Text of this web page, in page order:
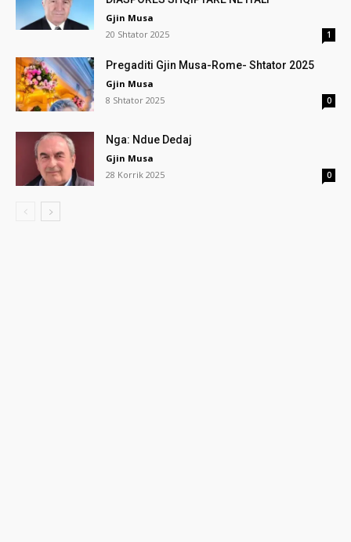
Gjin Musa
20 Shtator 2025
1
Pregaditi Gjin Musa-Rome- Shtator 2025
Gjin Musa
8 Shtator 2025
0
Nga: Ndue Dedaj
Gjin Musa
28 Korrik 2025
0